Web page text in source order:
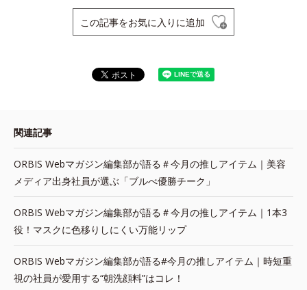
この記事をお気に入りに追加
関連記事
ORBIS Webマガジン編集部が語る＃今月の推しアイテム｜美容
メディア出身社員が選ぶ「ブルべ優勝チーク」
ORBIS Webマガジン編集部が語る＃今月の推しアイテム｜1本3
役！マスクに色移りしにくい万能リップ
ORBIS Webマガジン編集部が語る#今月の推しアイテム｜時短重
視の社員が愛用する“朝洗顔料”はコレ！